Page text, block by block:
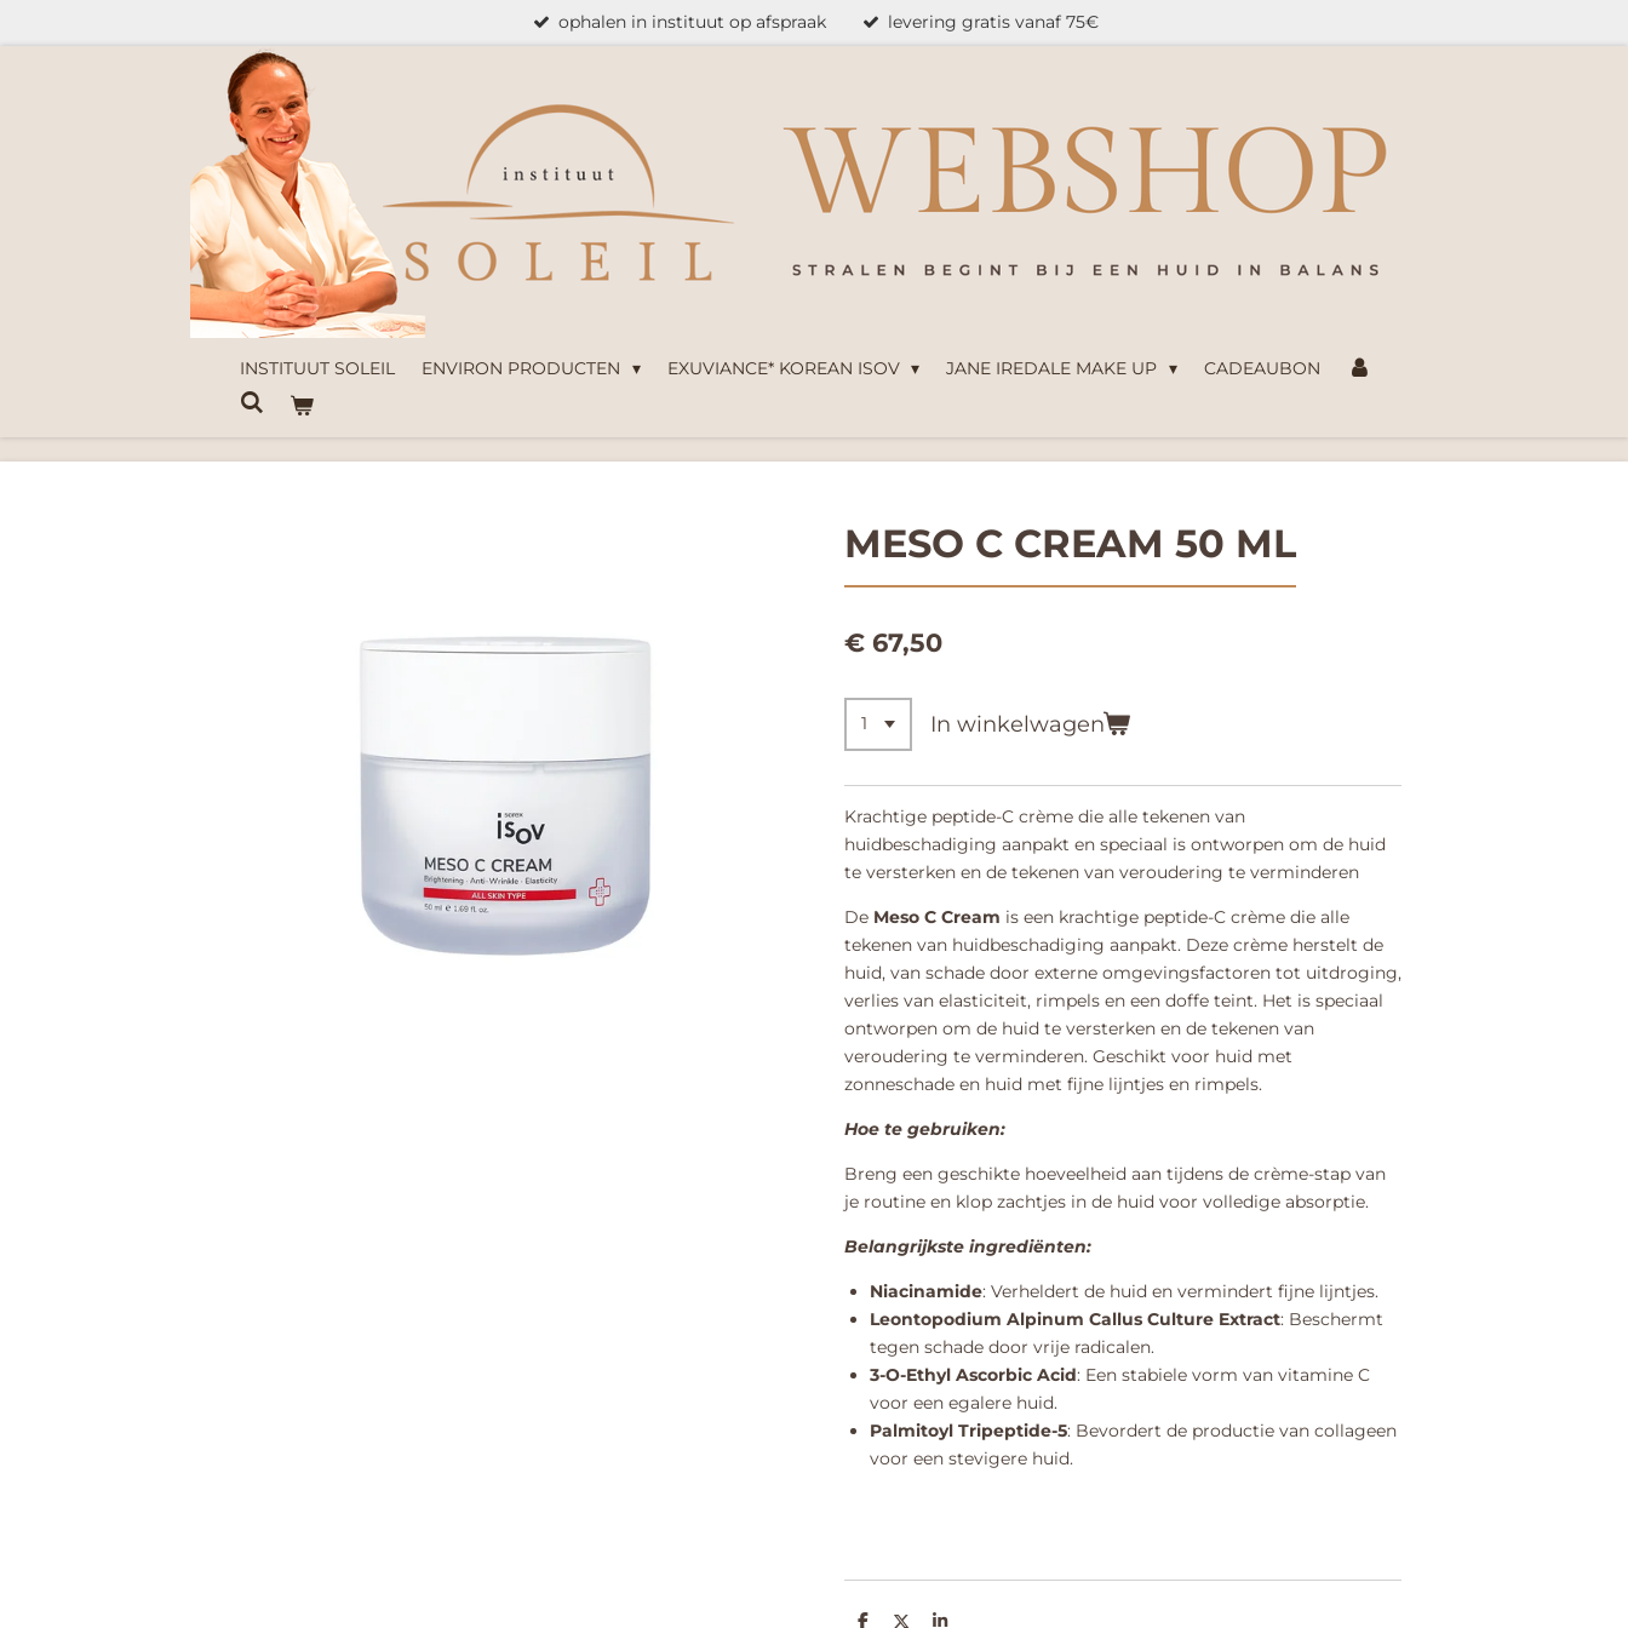
ophalen in instituut op afspraak levering gratis vanaf 75€
INSTITUUT SOLEIL ENVIRON PRODUCTEN EXUVIANCE* KOREAN ISOV JANE IREDALE MAKE UP CADEAUBON
MESO C CREAM 50 ML
€ 67,50
In winkelwagen
Krachtige peptide-C crème die alle tekenen van
huidbeschadiging aanpakt en speciaal is ontworpen om de huid
te versterken en de tekenen van veroudering te verminderen
De Meso C Cream is een krachtige peptide-C crème die alle
tekenen van huidbeschadiging aanpakt. Deze crème herstelt de
huid, van schade door externe omgevingsfactoren tot uitdroging,
verlies van elasticiteit, rimpels en een doffe teint. Het is speciaal
ontworpen om de huid te versterken en de tekenen van
veroudering te verminderen. Geschikt voor huid met
zonneschade en huid met fijne lijntjes en rimpels.
Hoe te gebruiken:
Breng een geschikte hoeveelheid aan tijdens de crème-stap van
je routine en klop zachtjes in de huid voor volledige absorptie.
Belangrijkste ingrediënten:
Niacinamide: Verheldert de huid en vermindert fijne lijntjes.
Leontopodium Alpinum Callus Culture Extract: Beschermt
tegen schade door vrije radicalen.
3-O-Ethyl Ascorbic Acid: Een stabiele vorm van vitamine C
voor een egalere huid.
Palmitoyl Tripeptide-5: Bevordert de productie van collageen
voor een stevigere huid.